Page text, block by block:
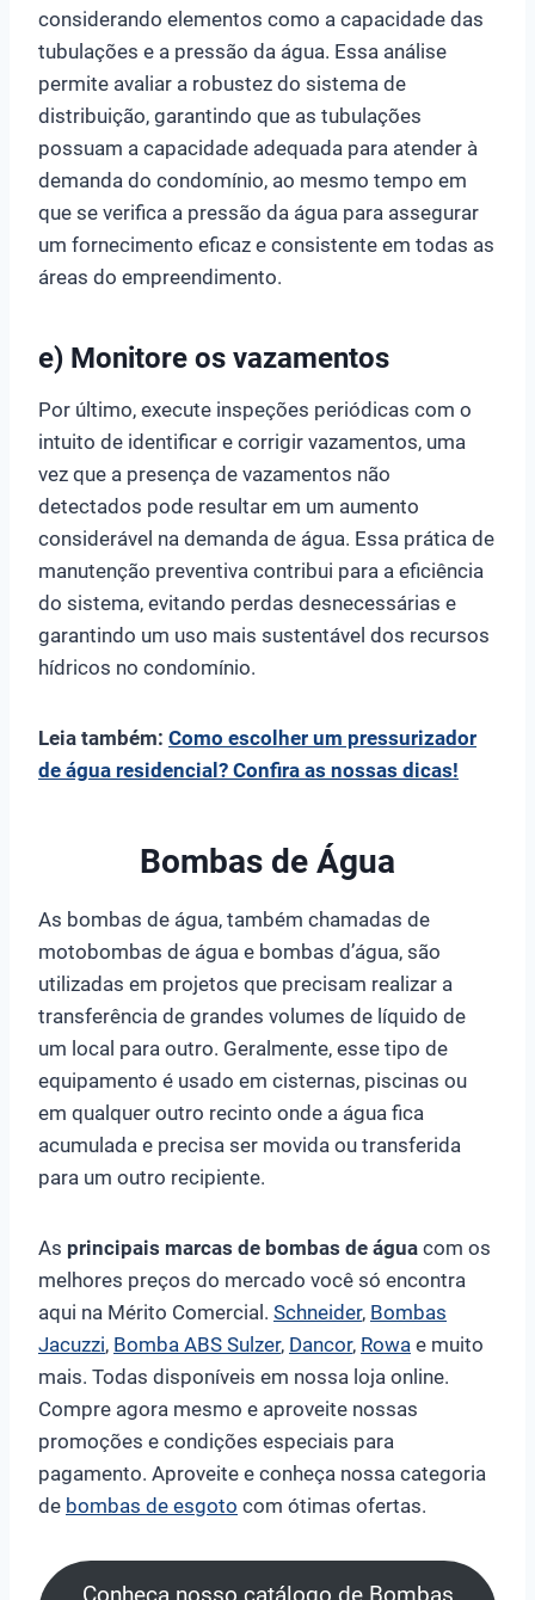
considerando elementos como a capacidade das
tubulações e a pressão da água. Essa análise
permite avaliar a robustez do sistema de
distribuição, garantindo que as tubulações
possuam a capacidade adequada para atender à
demanda do condomínio, ao mesmo tempo em
que se verifica a pressão da água para assegurar
um fornecimento eficaz e consistente em todas as
áreas do empreendimento.
e) Monitore os vazamentos
Por último, execute inspeções periódicas com o
intuito de identificar e corrigir vazamentos, uma
vez que a presença de vazamentos não
detectados pode resultar em um aumento
considerável na demanda de água. Essa prática de
manutenção preventiva contribui para a eficiência
do sistema, evitando perdas desnecessárias e
garantindo um uso mais sustentável dos recursos
hídricos no condomínio.
Leia também: Como escolher um pressurizador
de água residencial? Confira as nossas dicas!
Bombas de Água
As bombas de água, também chamadas de
motobombas de água e bombas d’água, são
utilizadas em projetos que precisam realizar a
transferência de grandes volumes de líquido de
um local para outro. Geralmente, esse tipo de
equipamento é usado em cisternas, piscinas ou
em qualquer outro recinto onde a água fica
acumulada e precisa ser movida ou transferida
para um outro recipiente.
As principais marcas de bombas de água com os
melhores preços do mercado você só encontra
aqui na Mérito Comercial. Schneider, Bombas
Jacuzzi, Bomba ABS Sulzer, Dancor, Rowa e muito
mais. Todas disponíveis em nossa loja online.
Compre agora mesmo e aproveite nossas
promoções e condições especiais para
pagamento. Aproveite e conheça nossa categoria
de bombas de esgoto com ótimas ofertas.